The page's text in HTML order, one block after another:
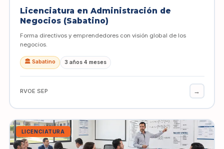
Licenciatura en Administración de
Negocios (Sabatino)
Forma directivos y emprendedores con visión global de los
negocios.
🏛️ Sabatino 3 años 4 meses
RVOE SEP →
LICENCIATURA